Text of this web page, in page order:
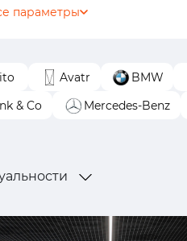
параметры
Avatr BMW
& Co
Mercedes-Benz